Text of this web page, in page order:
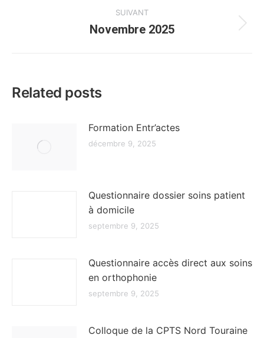
SUIVANT
Article
Novembre 2025
Related posts
Formation Entr’actes
décembre 9, 2025
Questionnaire dossier soins patient
à domicile
septembre 9, 2025
Questionnaire accès direct aux soins
en orthophonie
septembre 9, 2025
Colloque de la CPTS Nord Touraine